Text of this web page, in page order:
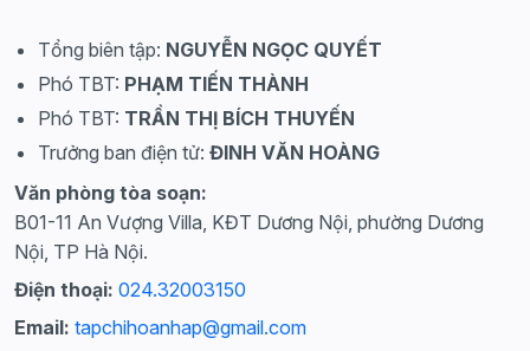
Tổng biên tập: NGUYỄN NGỌC QUYẾT
Phó TBT: PHẠM TIẾN THÀNH
Phó TBT: TRẦN THỊ BÍCH THUYẾN
Trưởng ban điện tử: ĐINH VĂN HOÀNG
Văn phòng tòa soạn:
B01-11 An Vượng Villa, KĐT Dương Nội, phường Dương
Nội, TP Hà Nội.
Điện thoại: 024.32003150
Email: tapchihoanhap@gmail.com